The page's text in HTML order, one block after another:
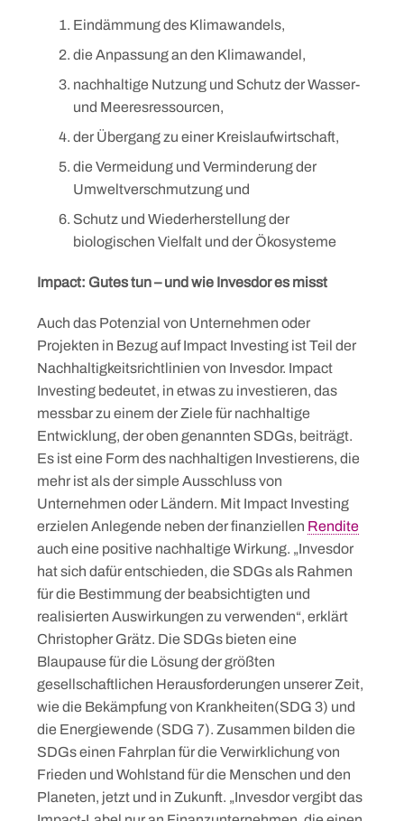
Eindämmung des Klimawandels,
die Anpassung an den Klimawandel,
nachhaltige Nutzung und Schutz der Wasser-
und Meeresressourcen,
der Übergang zu einer Kreislaufwirtschaft,
die Vermeidung und Verminderung der
Umweltverschmutzung und
Schutz und Wiederherstellung der
biologischen Vielfalt und der Ökosysteme
Impact: Gutes tun – und wie Invesdor es misst
Auch das Potenzial von Unternehmen oder
Projekten in Bezug auf Impact Investing ist Teil der
Nachhaltigkeitsrichtlinien von Invesdor. Impact
Investing bedeutet, in etwas zu investieren, das
messbar zu einem der Ziele für nachhaltige
Entwicklung, der oben genannten SDGs, beiträgt.
Es ist eine Form des nachhaltigen Investierens, die
mehr ist als der simple Ausschluss von
Unternehmen oder Ländern. Mit Impact Investing
erzielen Anlegende neben der finanziellen Rendite
auch eine positive nachhaltige Wirkung. „Invesdor
hat sich dafür entschieden, die SDGs als Rahmen
für die Bestimmung der beabsichtigten und
realisierten Auswirkungen zu verwenden“, erklärt
Christopher Grätz. Die SDGs bieten eine
Blaupause für die Lösung der größten
gesellschaftlichen Herausforderungen unserer Zeit,
wie die Bekämpfung von Krankheiten(SDG 3) und
die Energiewende (SDG 7). Zusammen bilden die
SDGs einen Fahrplan für die Verwirklichung von
Frieden und Wohlstand für die Menschen und den
Planeten, jetzt und in Zukunft. „Invesdor vergibt das